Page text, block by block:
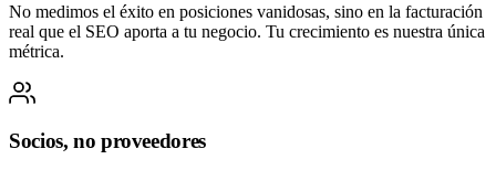
No medimos el éxito en posiciones vanidosas, sino en la facturación
real que el SEO aporta a tu negocio. Tu crecimiento es nuestra única
métrica.
Socios, no proveedores